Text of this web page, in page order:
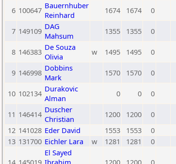
6 100647 Bauernhuber
Reinhard
1674 1674 0
7 149109 DAG
Mahsum
1355 1355 0
8 146383 De Souza
Olivia
w 1495 1495 0
9 146998 Dobbins
Mark
1570 1570 0
10 102134 Durakovic
Alman
0 0 0
11 146414 Duscher
Christian
1200 1200 0
12 141028 Eder David 1553 1553 0
13 131700 Eichler Lara w 1281 1281 0
14 145019
El Sayed
Ibrahim
1200 1200 0